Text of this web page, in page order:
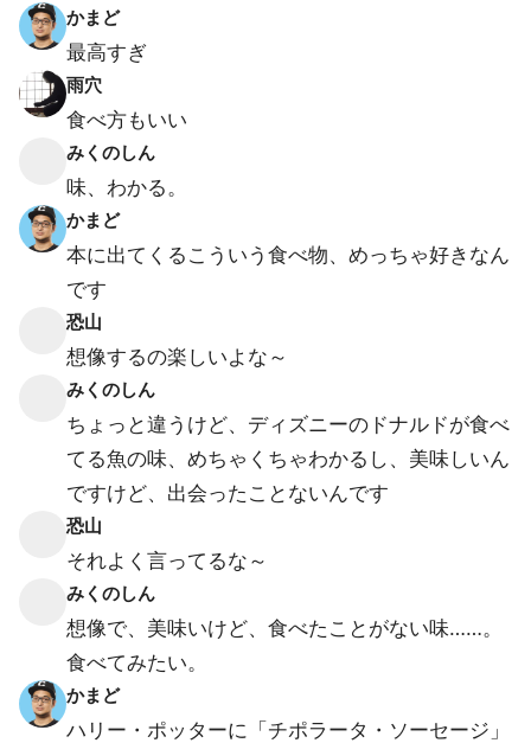
かまど
最高すぎ
雨穴
食べ方もいい
みくのしん
味、わかる。
かまど
本に出てくるこういう食べ物、めっちゃ好きなん
です
恐山
想像するの楽しいよな～
みくのしん
ちょっと違うけど、ディズニーのドナルドが食べ
てる魚の味、めちゃくちゃわかるし、美味しいん
ですけど、出会ったことないんです
恐山
それよく言ってるな～
みくのしん
想像で、美味いけど、食べたことがない味……。
食べてみたい。
かまど
ハリー・ポッターに「チポラータ・ソーセージ」